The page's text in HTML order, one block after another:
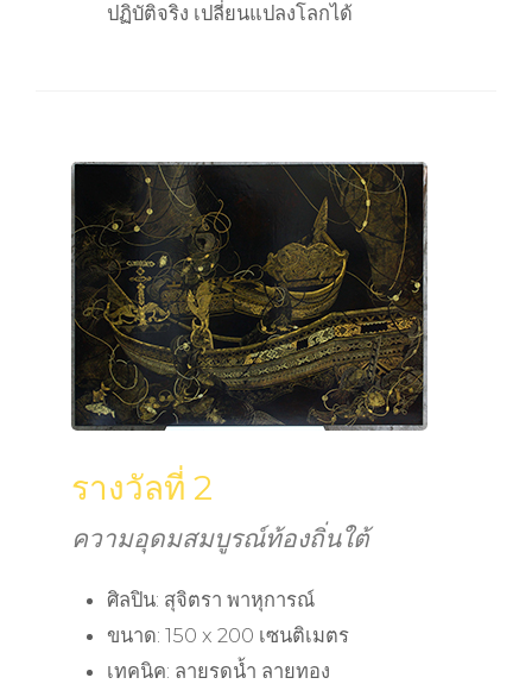
ปฏิบัติจริง เปลี่ยนแปลงโลกได้
รางวัลที่ 2
ความอุดมสมบูรณ์ท้องถิ่นใต้
ศิลปิน: สุจิตรา พาหุการณ์
ขนาด: 150 x 200 เซนติเมตร
เทคนิค: ลายรดน้ำ ลายทอง